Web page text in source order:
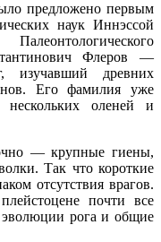
предложено первым
наук Иннэссой
Флеров —
изучавший древних
Его фамилия уже
нескольких оленей и
— крупные гиены,
Так что короткие
отсутствия врагов.
почти все
рога и общие